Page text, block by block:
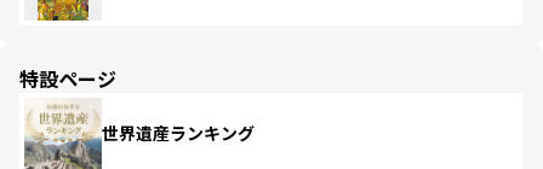
特設ページ
世界遺産ランキング